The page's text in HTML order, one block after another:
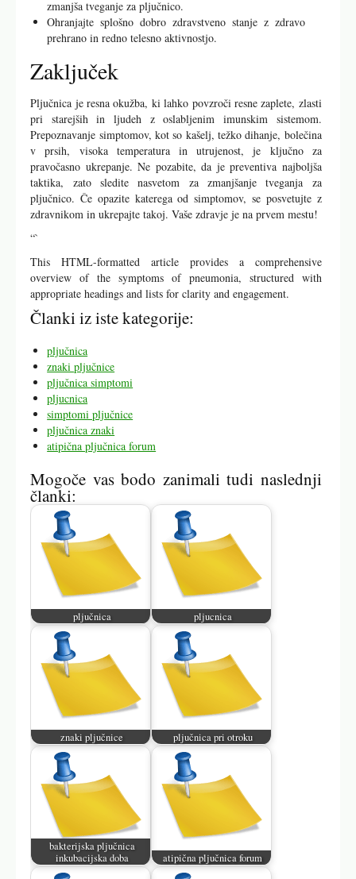
zmanjša tveganje za pljučnico.
Ohranjajte splošno dobro zdravstveno stanje z zdravo
prehrano in redno telesno aktivnostjo.
Zaključek
Pljučnica je resna okužba, ki lahko povzroči resne zaplete, zlasti
pri starejših in ljudeh z oslabljenim imunskim sistemom.
Prepoznavanje simptomov, kot so kašelj, težko dihanje, bolečina
v prsih, visoka temperatura in utrujenost, je ključno za
pravočasno ukrepanje. Ne pozabite, da je preventiva najboljša
taktika, zato sledite nasvetom za zmanjšanje tveganja za
pljučnico. Če opazite katerega od simptomov, se posvetujte z
zdravnikom in ukrepajte takoj. Vaše zdravje je na prvem mestu!
“`
This HTML-formatted article provides a comprehensive
overview of the symptoms of pneumonia, structured with
appropriate headings and lists for clarity and engagement.
Članki iz iste kategorije:
pljučnica
znaki pljučnice
pljučnica simptomi
pljucnica
simptomi pljučnice
pljučnica znaki
atipična pljučnica forum
Mogoče vas bodo zanimali tudi naslednji
članki:
pljučnica pljucnica
znaki pljučnice pljučnica pri otroku
bakterijska pljučnica
inkubacijska doba
atipična pljučnica forum